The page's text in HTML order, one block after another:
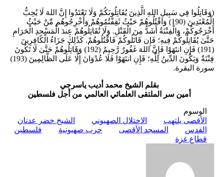
(وَقَاتِلُوا فِي سَبِيلِ اللهِ الَّذِينَ يُقَاتِلُونَكُمْ وَلَا تَعْتَدُوا إِنَّ اللهَ لَا يُحِبُّ
الْمُعْتَدِينَ (190) وَاقْتُلُوهُمْ حَيْثُ ثَقِفْتُمُوهُمْ وَأَخْرِجُوهُم مِّنْ حَيْثُ
أَخْرَجُوكُمْ، وَالْفِتْنَةُ أَشَدُّ مِنَ الْقَتْلِ. وَلَا تُقَاتِلُوهُمْ عِندَ الْمَسْجِدِ الْحَرَامِ
حَتَّىٰ يُقَاتِلُوكُمْ فِيهِ؛ فَإِن قَاتَلُوكُمْ فَاقْتُلُوهُمْ. كَذَٰلِكَ جَزَاءُ الْكَافِرِينَ
(191) فَإِنِ انتَهَوْا فَإِنَّ اللهَ غَفُورٌ رَّحِيمٌ (192) وَقَاتِلُوهُمْ حَتَّىٰ لَا تَكُونَ
فِتْنَةٌ وَيَكُونَ الدِّينُ لِلَّهِ؛ فَإِنِ انتَهَوْا فَلَا عُدْوَانَ إِلَّا عَلَى الظَّالِمِينَ (193)
سورة البقرة.
بقلم الشيخ محمد أديب ياسرجي
أمين سر الملتقى العلمائي العالمي من أجل فلسطين
الوسوم
الأقصى يلتهب
الاحتلال الصهيوني
الشيخ خضر عدنان
القدس
المسجد الأقصى حرب صهيونية
فلسطين
قطاع غزة